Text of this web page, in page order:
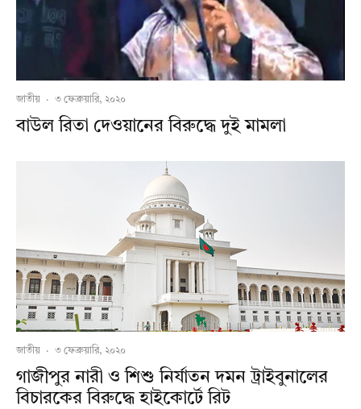
জাতীয় · ৩ ফেব্রুয়ারি, ২০২০
বাউল রিতা দেওয়ানের বিরুদ্ধে দুই মামলা
জাতীয় · ৩ ফেব্রুয়ারি, ২০২০
গাজীপুর নারী ও শিশু নির্যাতন দমন ট্রাইবুনালের
বিচারকের বিরুদ্ধে হাইকোর্টে রিট